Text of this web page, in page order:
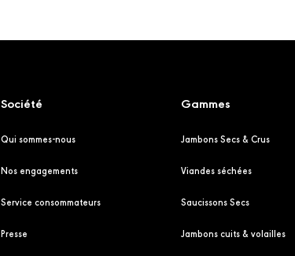
Société
Qui sommes-nous
Nos engagements
Service consommateurs
Presse
Gammes
Jambons Secs & Crus
Viandes séchées
Saucissons Secs
Jambons cuits & volailles